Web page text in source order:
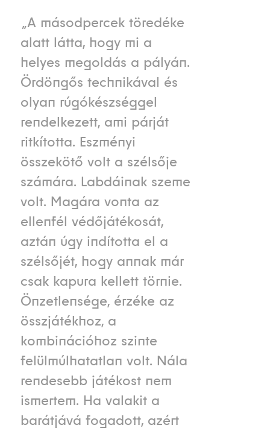
„A másodpercek töredéke
alatt látta, hogy mi a
helyes megoldás a pályán.
Ördöngős technikával és
olyan rúgókészséggel
rendelkezett, ami párját
ritkította. Eszményi
összekötő volt a szélsője
számára. Labdáinak szeme
volt. Magára vonta az
ellenfél védőjátékosát,
aztán úgy indította el a
szélsőjét, hogy annak már
csak kapura kellett törnie.
Önzetlensége, érzéke az
összjátékhoz, a
kombinációhoz szinte
felülmúlhatatlan volt. Nála
rendesebb játékost nem
ismertem. Ha valakit a
barátjává fogadott, azért